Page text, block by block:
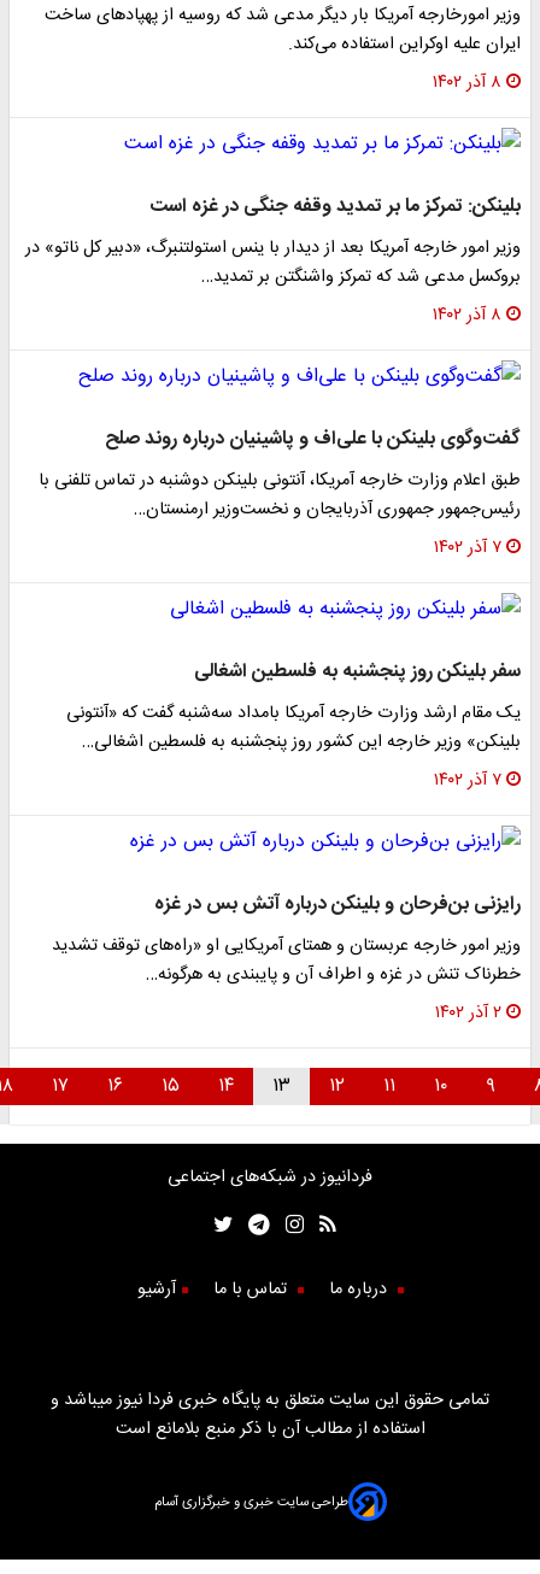
امورخارجه آمریکا بار دیگر مدعی شد که روسیه از پهپادهای ساخت
علیه اوکراین استفاده می‌کند.
۸ آذر ۱۴۰۲
تمرکز ما بر تمدید وقفه جنگی در غزه است
امور خارجه آمریکا بعد از دیدار با ینس استولتنبرگ، «دبیر کل ناتو» در
مدعی شد که تمرکز واشنگتن بر تمدید…
۸ آذر ۱۴۰۲
بلینکن با علی‌اف و پاشینیان درباره روند صلح
اعلام وزارت خارجه آمریکا، آنتونی بلینکن دوشنبه در تماس‌ تلفنی با
جمهوری آذربایجان و نخست‌وزیر ارمنستان…
۷ آذر ۱۴۰۲
بلینکن روز پنجشنبه به فلسطین اشغالی
مقام ارشد وزارت خارجه آمریکا بامداد سه‌شنبه گفت که «آنتونی
وزیر خارجه این کشور روز پنجشنبه به فلسطین اشغالی…
۷ آذر ۱۴۰۲
بن‌فرحان و بلینکن درباره آتش بس در غزه
امور خارجه عربستان و همتای آمریکایی او «راه‌های توقف تشدید
تنش در غزه و اطراف آن و پایبندی به هرگونه…
۲ آذر ۱۴۰۲
فردانیوز در شبکه‌های اجتماعی
درباره ما تماس با ما آرشیو
تمامی حقوق این سایت متعلق به پایگاه خبری فردا نیوز میباشد و
استفاده از مطالب آن با ذکر منبع بلامانع است
طراحی سایت خبری و خبرگزاری آسام